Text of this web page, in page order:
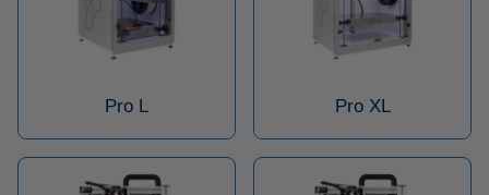
Pro L Pro XL